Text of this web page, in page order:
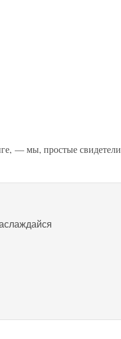
— мы, простые свидетели